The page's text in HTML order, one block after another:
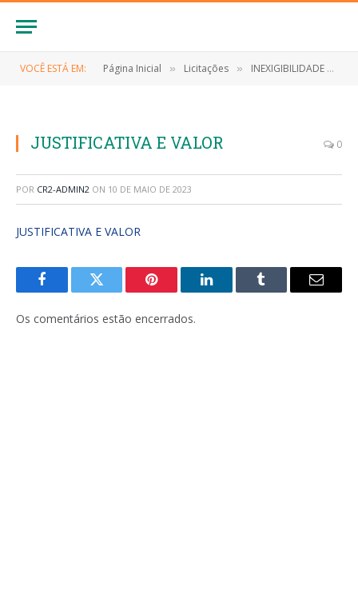
VOCÊ ESTÁ EM: Página Inicial » Licitações » INEXIGIBILIDADE Nº 003/2023 (Contratação de show artístico do cantor Avine Vinny, como atração principal das festividades do carnaval da cidade de Anapurus/MA)
JUSTIFICATIVA E VALOR 0
POR CR2-ADMIN2 ON 10 DE MAIO DE 2023
JUSTIFICATIVA E VALOR
FacebookTwitter Pinterest LinkedInTumblr
E-
Os comentários estão encerrados.